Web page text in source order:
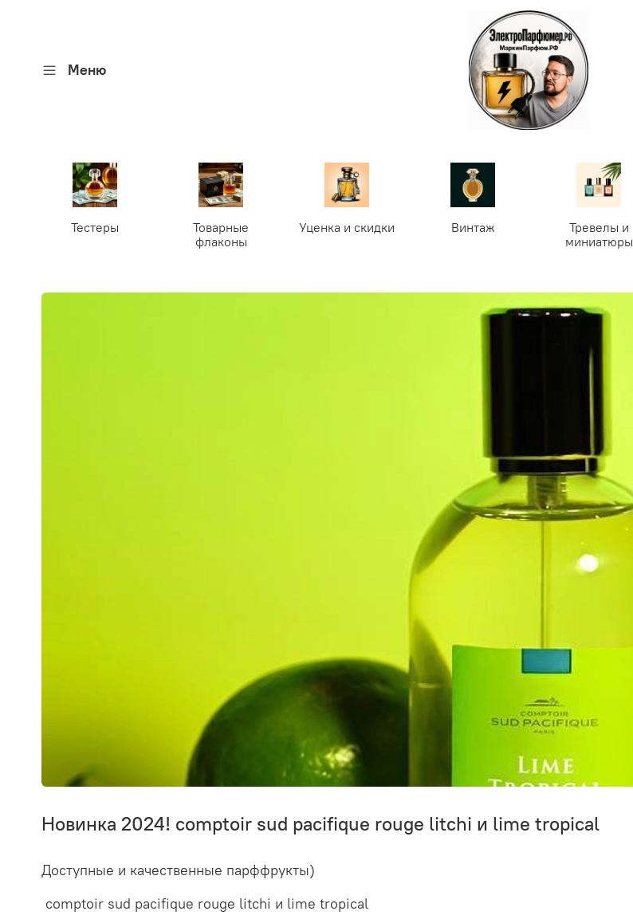
Меню
Тестеры
Товарные
флаконы
Уценка и скидки Винтаж
Тревелы и
миниатюры
Новинка 2024! comptoir sud pacifique rouge litchi и lime tropical
Доступные и качественные парффрукты)
comptoir sud pacifique rouge litchi и lime tropical